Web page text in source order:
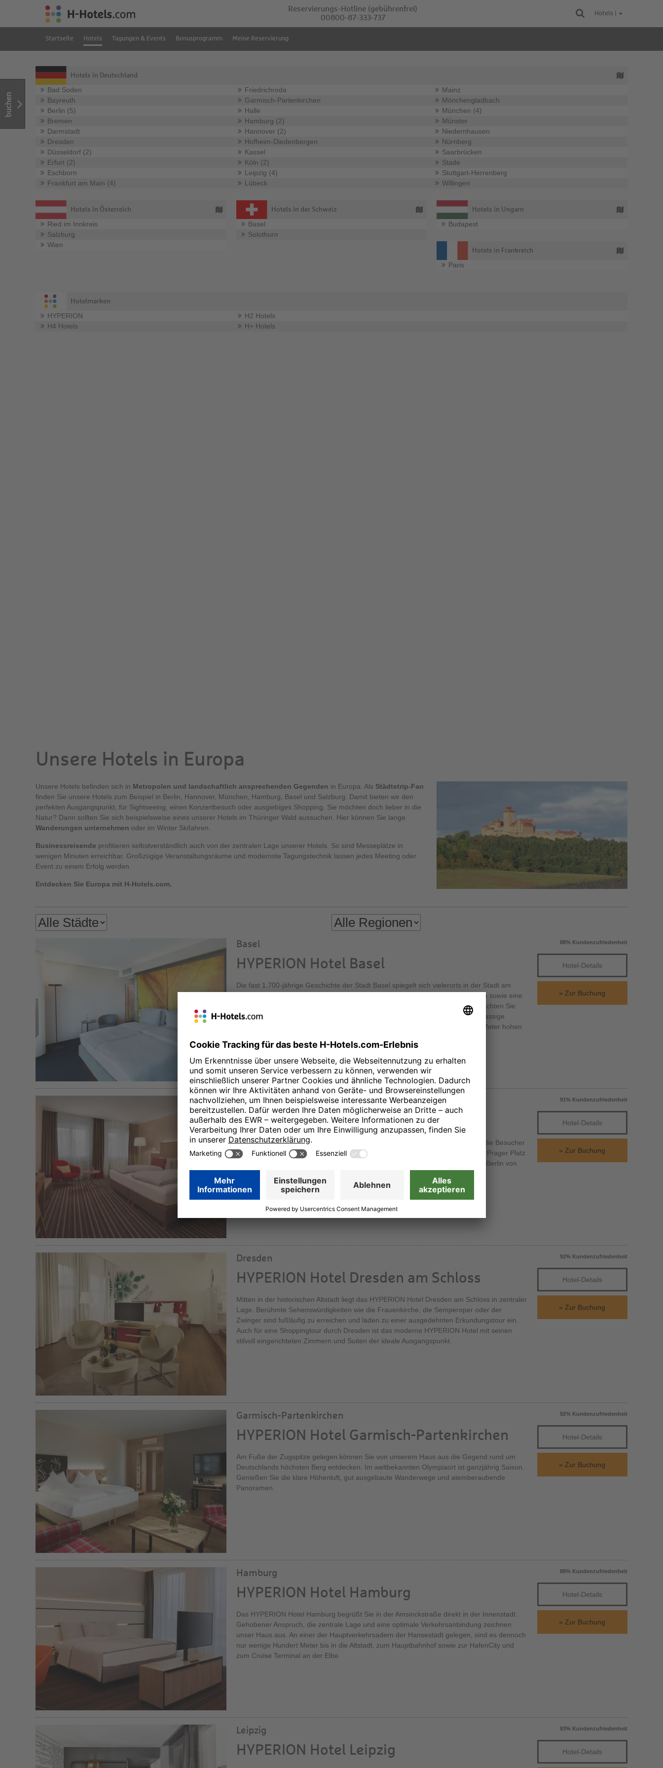
Reservierungs-Hotline (gebührenfrei)
00800-87-333-737
Hotels |
Startseite Hotels Tagungen & Events Bonusprogramm Meine Reservierung
buchen
Hotels in Deutschland
Bad Soden
Bayreuth
Berlin (5)
Bremen
Darmstadt
Dresden
Düsseldorf (2)
Erfurt (2)
Eschborn
Frankfurt am Main (4)
Friedrichroda
Garmisch-Partenkirchen
Halle
Hamburg (2)
Hannover (2)
Hofheim-Diedenbergen
Kassel
Köln (2)
Leipzig (4)
Lübeck
Mainz
Mönchengladbach
München (4)
Münster
Niedernhausen
Nürnberg
Saarbrücken
Stade
Stuttgart-Herrenberg
Willingen
Hotels in Österreich
Ried im Innkreis
Salzburg
Wien
Hotels in der Schweiz
Basel
Solothurn
Hotels in Ungarn
Budapest
Hotels in Frankreich
Paris
Hotelmarken
HYPERION
H4 Hotels
H2 Hotels
H+ Hotels
Unsere Hotels in Europa
Unsere Hotels befinden sich in Metropolen und landschaftlich ansprechenden Gegenden in Europa. Als Städtetrip-Fan
finden Sie unsere Hotels zum Beispiel in Berlin, Hannover, München, Hamburg, Basel und Salzburg. Damit bieten wir den
perfekten Ausgangspunkt, für Sightseeing, einen Konzertbesuch oder ausgiebiges Shopping. Sie möchten doch lieber in die
Natur? Dann sollten Sie sich beispielsweise eines unserer Hotels im Thüringer Wald aussuchen. Hier können Sie lange
Wanderungen unternehmen oder im Winter Skifahren.
Businessreisende profitieren selbstverständlich auch von der zentralen Lage unserer Hotels. So sind Messeplätze in
wenigen Minuten erreichbar. Großzügige Veranstaltungsräume und modernste Tagungstechnik lassen jedes Meeting oder
Event zu einem Erfolg werden.
Entdecken Sie Europa mit H-Hotels.com.
Basel
HYPERION Hotel Basel
Die fast 1.700-jährige Geschichte der Stadt Basel spiegelt sich vielerorts in der Stadt am
Rhein. Hinzu kommen rund zahlreiche Museen, Galerien und 30 Theaterbühnen sowie eine
der wichtigsten Kunstmessen der Welt. Lernen Sie die Stadt kennen und übernachten Sie
komfortabel im HYPERION Hotel Basel! Entspannte Atmosphäre und eine erstklassige
Aussicht bietet unsere Executive Lounge in der 30. Etage des über einhundert Meter hohen
88% Kundenzufriedenheit
Hotel-Details
Zur Buchung
Berlin
HYPERION Hotel Berlin
Wohin sich der Blick in Berlin auch wendet, im Herzen der Hauptstadt erwarten die Besucher
zahlreiche sehenswerte oder historische, bedeutsame Gebäude und Plätze. Am Prager Platz
in Berlin Wilmersdorf gelegen und in der Nähe des Kurfürstendamms, lässt sich Berlin von
91% Kundenzufriedenheit
Hotel-Details
Zur Buchung
Dresden
HYPERION Hotel Dresden am Schloss
Mitten in der historischen Altstadt liegt das HYPERION Hotel Dresden am Schloss in zentraler
Lage. Berühmte Sehenswürdigkeiten wie die Frauenkirche, die Semperoper oder der
Zwinger sind fußläufig zu erreichen und laden zu einer ausgedehnten Erkundungstour ein.
Auch für eine Shoppingtour durch Dresden ist das moderne HYPERION Hotel mit seinen
stilvoll eingerichteten Zimmern und Suiten der ideale Ausgangspunkt.
92% Kundenzufriedenheit
Hotel-Details
Zur Buchung
Garmisch-Partenkirchen
HYPERION Hotel Garmisch-Partenkirchen
Am Fuße der Zugspitze gelegen können Sie von unserem Haus aus die Gegend rund um
Deutschlands höchsten Berg entdecken. Im weltbekannten Olympiaort ist ganzjährig Saison.
Genießen Sie die klare Höhenluft, gut ausgebaute Wanderwege und atemberaubende
Panoramen.
92% Kundenzufriedenheit
Hotel-Details
Zur Buchung
Hamburg
HYPERION Hotel Hamburg
Das HYPERION Hotel Hamburg begrüßt Sie in der Amsinckstraße direkt in der Innenstadt.
Gehobener Anspruch, die zentrale Lage und eine optimale Verkehrsanbindung zeichnen
unser Haus aus. An einer der Hauptverkehrsadern der Hansestadt gelegen, sind es dennoch
nur wenige Hundert Meter bis in die Altstadt, zum Hauptbahnhof sowie zur HafenCity und
zum Cruise Terminal an der Elbe.
88% Kundenzufriedenheit
Hotel-Details
Zur Buchung
Leipzig
HYPERION Hotel Leipzig
93% Kundenzufriedenheit
Hotel-Details